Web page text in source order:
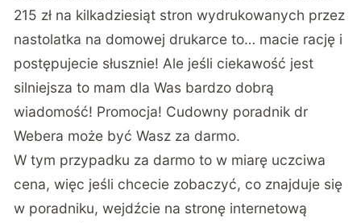
215 zł na kilkadziesiąt stron wydrukowanych przez
nastolatka na domowej drukarce to… macie rację i
postępujecie słusznie! Ale jeśli ciekawość jest
silniejsza to mam dla Was bardzo dobrą
wiadomość! Promocja! Cudowny poradnik dr
Webera może być Wasz za darmo.
W tym przypadku za darmo to w miarę uczciwa
cena, więc jeśli chcecie zobaczyć, co znajduje się
w poradniku, wejdźcie na stronę internetową